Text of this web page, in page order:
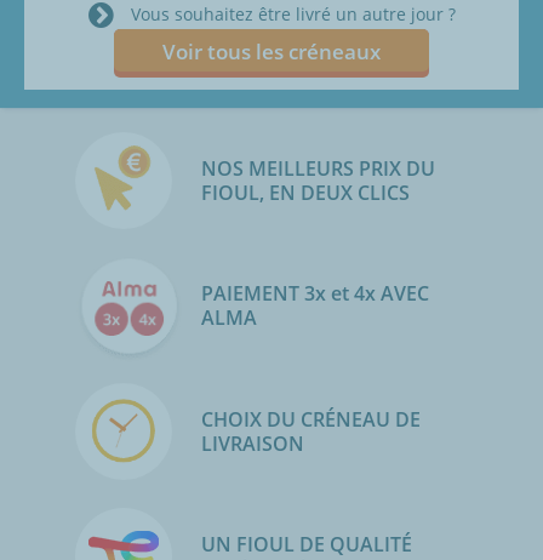
Vous souhaitez être livré un autre jour ?
Voir tous les créneaux
NOS MEILLEURS PRIX DU
FIOUL, EN DEUX CLICS
PAIEMENT 3x et 4x AVEC
ALMA
CHOIX DU CRÉNEAU DE
LIVRAISON
UN FIOUL DE QUALITÉ